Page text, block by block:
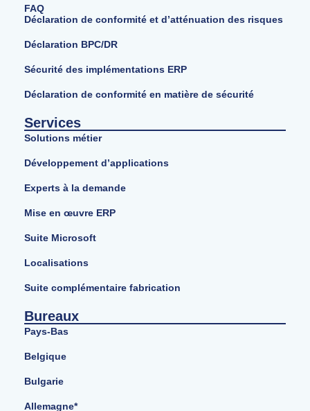
FAQ
Déclaration de conformité et d’atténuation des risques
Déclaration BPC/DR
Sécurité des implémentations ERP
Déclaration de conformité en matière de sécurité
Services
Solutions métier
Développement d’applications
Experts à la demande
Mise en œuvre ERP
Suite Microsoft
Localisations
Suite complémentaire fabrication
Bureaux
Pays-Bas
Belgique
Bulgarie
Allemagne*